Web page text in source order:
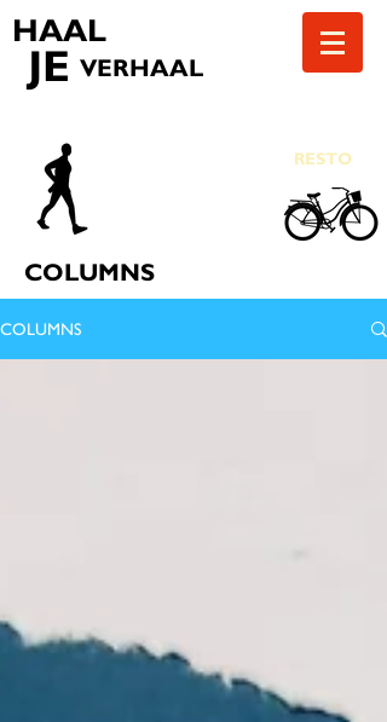
HAAL
JE VERHAAL
RESTO
COLUMNS
COLUMNS